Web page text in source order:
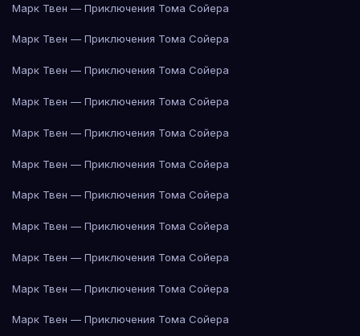
Марк Твен — Приключения Тома Сойера
Марк Твен — Приключения Тома Сойера
Марк Твен — Приключения Тома Сойера
Марк Твен — Приключения Тома Сойера
Марк Твен — Приключения Тома Сойера
Марк Твен — Приключения Тома Сойера
Марк Твен — Приключения Тома Сойера
Марк Твен — Приключения Тома Сойера
Марк Твен — Приключения Тома Сойера
Марк Твен — Приключения Тома Сойера
Марк Твен — Приключения Тома Сойера